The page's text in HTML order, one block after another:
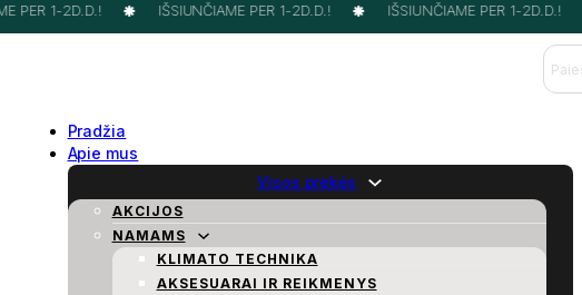
PER 1-2D.D.! IŠSIUNČIAME PER 1-2D.D.! IŠSIUNČIAME PER 1-2D.D.!
Pradžia
Apie mus
Visos prekės
AKCIJOS
NAMAMS
KLIMATO TECHNIKA
AKSESUARAI IR REIKMENYS